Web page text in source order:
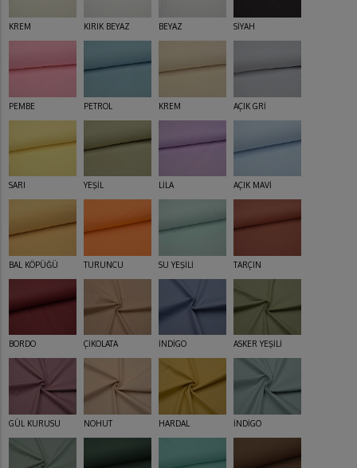
KREM KIRIK BEYAZ BEYAZ SİYAH
PEMBE PETROL KREM AÇIK GRİ
SARI YEŞİL LİLA AÇIK MAVİ
BAL KÖPÜĞÜ TURUNCU SU YEŞİLİ TARÇIN
BORDO ÇİKOLATA İNDİGO ASKER YEŞİLİ
GÜL KURUSU NOHUT HARDAL İNDİGO